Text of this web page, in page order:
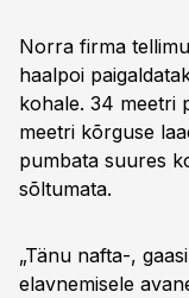
Norra firma
haalpoi
kohale. 34 meetri
meetri kõrguse
pumbata suures
sõltumata.
„Tänu nafta-,
elavnemisele